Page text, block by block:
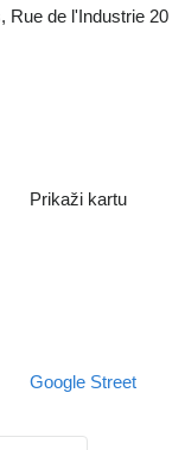
Rue de l'Industrie 20
Prikaži kartu
Google Street